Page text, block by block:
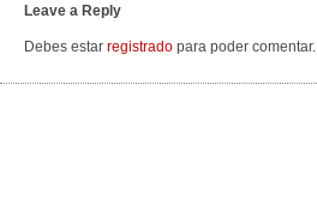
Leave a Reply
Debes estar registrado para poder comentar.